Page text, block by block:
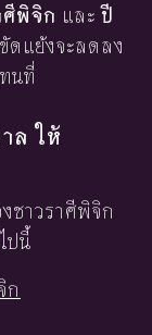
ศีพิจิก และปี
ดแย้งจะลดลง
นที่
ล ให้
ชาวราศีพิจิก
ปนี้
ก